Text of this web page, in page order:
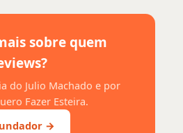
sobre quem
do Julio Machado e por
Fazer Esteira.
→